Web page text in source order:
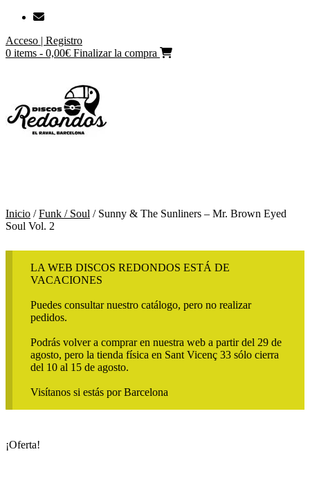
Saltar
contenido
Acceso | Registro
0 items - 0,00€ Finalizar la compra
Inicio /Funk / Soul / Sunny & The Sunliners – Mr. Brown Eyed
Soul Vol. 2
LA WEB DISCOS REDONDOS ESTÁ DE
VACACIONES
Puedes consultar nuestro catálogo, pero no realizar
pedidos.
Podrás volver a comprar en nuestra web a partir del 29 de
agosto, pero la tienda física en Sant Vicenç 33 sólo cierra
del 10 al 15 de agosto.
Visítanos si estás por Barcelona
¡Oferta!